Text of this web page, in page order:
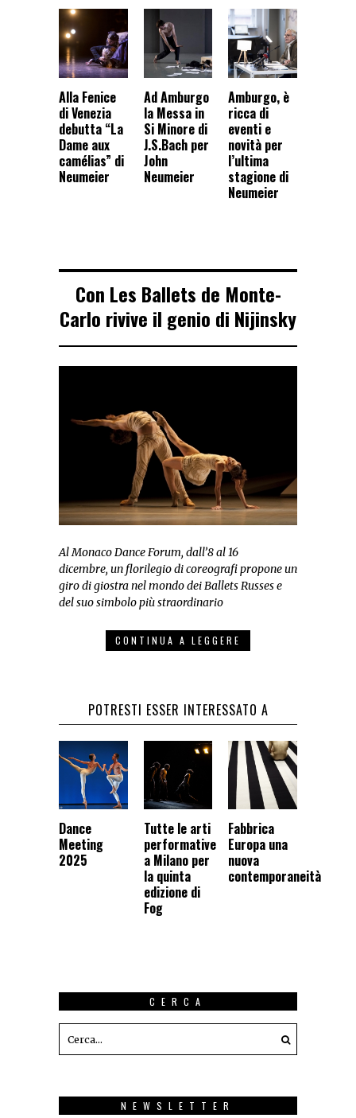
Alla Fenice
di Venezia
debutta “La
Dame aux
camélias” di
Neumeier
Ad Amburgo
la Messa in
Si Minore di
J.S.Bach per
John
Neumeier
Amburgo, è
ricca di
eventi e
novità per
l’ultima
stagione di
Neumeier
Con Les Ballets de Monte-
Carlo rivive il genio di Nijinsky
Al Monaco Dance Forum, dall’8 al 16
dicembre, un florilegio di coreografi propone un
giro di giostra nel mondo dei Ballets Russes e
del suo simbolo più straordinario
CONTINUA A LEGGERE
POTRESTI ESSER INTERESSATO A
Dance
Meeting
2025
Tutte le arti
performative
a Milano per
la quinta
edizione di
Fog
Fabbrica
Europa una
nuova
contemporaneità
CERCA
NEWSLETTER